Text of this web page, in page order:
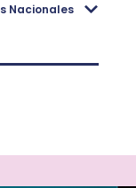
Nacionales